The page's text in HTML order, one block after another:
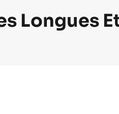
Longues